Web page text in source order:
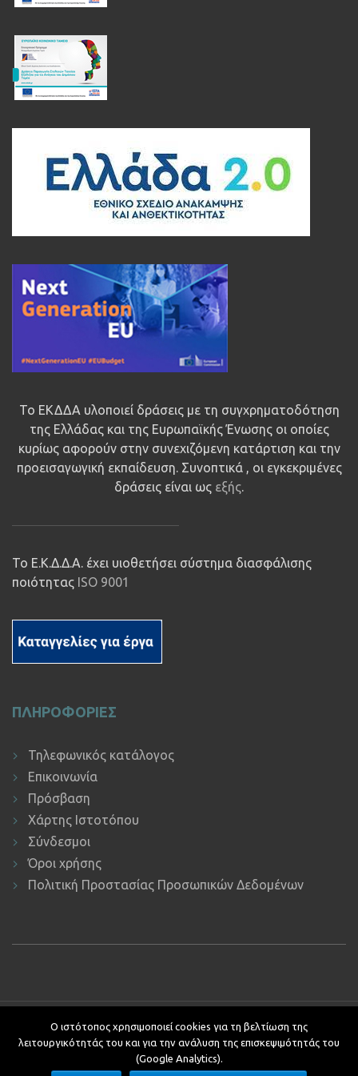
Το ΕΚΔΔΑ υλοποιεί δράσεις με τη συγχρηματοδότηση
της Ελλάδας και της Ευρωπαϊκής Ένωσης οι οποίες
κυρίως αφορούν στην συνεχιζόμενη κατάρτιση και την
προεισαγωγική εκπαίδευση. Συνοπτικά , οι εγκεκριμένες
δράσεις είναι ως εξής.
Το Ε.Κ.Δ.Δ.Α. έχει υιοθετήσει σύστημα διασφάλισης
ποιότητας ISO 9001
ΠΛΗΡΟΦΟΡΙΕΣ
Τηλεφωνικός κατάλογος
Επικοινωνία
Πρόσβαση
Χάρτης Ιστοτόπου
Σύνδεσμοι
Όροι χρήσης
Πολιτική Προστασίας Προσωπικών Δεδομένων
Copyright © 2019 ΕΚΔΔΑ.Υποστήριξη ιστοτόπου: Τμήμα
Εφαρμογών Πληροφορικής.
Κείμενα - Επιμέλεια: Αυτοτελές Τμήμα Επικοινωνίας, Διεθνών και
Δημοσίων Σχέσεων
Ο ιστότοπος χρησιμοποιεί cookies για τη βελτίωση της
λειτουργικότητάς του και για την ανάλυση της επισκεψιμότητάς του
(Google Analytics).